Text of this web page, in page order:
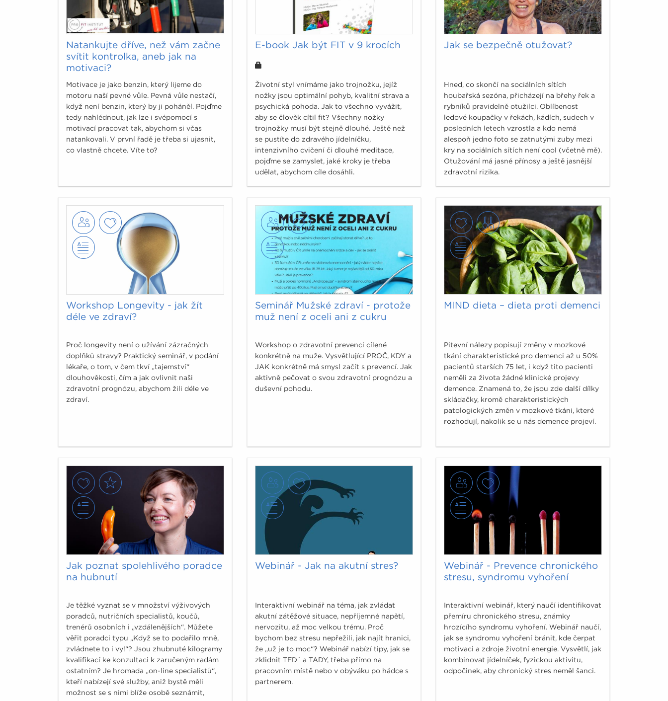
Natankujte dříve, než vám začne
svítit kontrolka, aneb jak na
motivaci?
Motivace je jako benzin, který lijeme do
motoru naší pevné vůle. Pevná vůle nestačí,
když není benzin, který by ji poháněl. Pojďme
tedy nahlédnout, jak lze i svépomocí s
motivací pracovat tak, abychom si včas
natankovali. V první řadě je třeba si ujasnit,
co vlastně chcete. Víte to?
E-book Jak být FIT v 9 krocích
Životní styl vnímáme jako trojnožku, jejíž
nožky jsou optimální pohyb, kvalitní strava a
psychická pohoda. Jak to všechno vyvážit,
aby se člověk cítil fit? Všechny nožky
trojnožky musí být stejně dlouhé. Ještě než
se pustíte do zdravého jídelníčku,
intenzivního cvičení či dlouhé meditace,
pojďme se zamyslet, jaké kroky je třeba
udělat, abychom cíle dosáhli.
Jak se bezpečně otužovat?
Hned, co skončí na sociálních sítích
houbařská sezóna, přicházejí na břehy řek a
rybníků pravidelně otužilci. Oblíbenost
ledové koupačky v řekách, kádích, sudech v
posledních letech vzrostla a kdo nemá
alespoň jedno foto se zatnutými zuby mezi
kry na sociálních sítích není cool (včetně mě).
Otužování má jasné přínosy a ještě jasnější
zdravotní rizika.
Workshop Longevity - jak žít
déle ve zdraví?
Proč longevity není o užívání zázračných
doplňků stravy? Praktický seminář, v podání
lékaře, o tom, v čem tkví „tajemství“
dlouhověkosti, čím a jak ovlivnit naši
zdravotní prognózu, abychom žili déle ve
zdraví.
Seminář Mužské zdraví - protože
muž není z oceli ani z cukru
Workshop o zdravotní prevenci cílené
konkrétně na muže. Vysvětlující PROČ, KDY a
JAK konkrétně má smysl začít s prevencí. Jak
aktivně pečovat o svou zdravotní prognózu a
duševní pohodu.
MIND dieta – dieta proti demenci
Pitevní nálezy popisují změny v mozkové
tkání charakteristické pro demenci až u 50%
pacientů starších 75 let, i když tito pacienti
neměli za života žádné klinické projevy
demence. Znamená to, že jsou zde další dílky
skládačky, kromě charakteristických
patologických změn v mozkové tkáni, které
rozhodují, nakolik se u nás demence projeví.
Jak poznat spolehlivého poradce
na hubnutí
Je těžké vyznat se v množství výživových
poradců, nutričních specialistů, koučů,
trenérů osobních i „vzdálenějších“. Můžete
věřit poradci typu „Když se to podařilo mně,
zvládnete to i vy!“? Jsou zhubnuté kilogramy
kvalifikací ke konzultaci k zaručeným radám
ostatním? Je hromada „on-line specialistů“,
kteří nabízejí své služby, aniž bystě měli
možnost se s nimi blíže osobě seznámit,
Webinář - Jak na akutní stres?
Interaktivní webinář na téma, jak zvládat
akutní zátěžové situace, nepříjemné napětí,
nervozitu, až moc velkou trému. Proč
bychom bez stresu nepřežili, jak najít hranici,
že „už je to moc“? Webinář nabízí tipy, jak se
zklidnit TED´ a TADY, třeba přímo na
pracovním místě nebo v obýváku po hádce s
partnerem.
Webinář - Prevence chronického
stresu, syndromu vyhoření
Interaktivní webinář, který naučí identifikovat
přemíru chronického stresu, známky
hrozícího syndromu vyhoření. Webinář naučí,
jak se syndromu vyhoření bránit, kde čerpat
motivaci a zdroje životní energie. Vysvětlí, jak
kombinovat jídelníček, fyzickou aktivitu,
odpočinek, aby chronický stres neměl šanci.